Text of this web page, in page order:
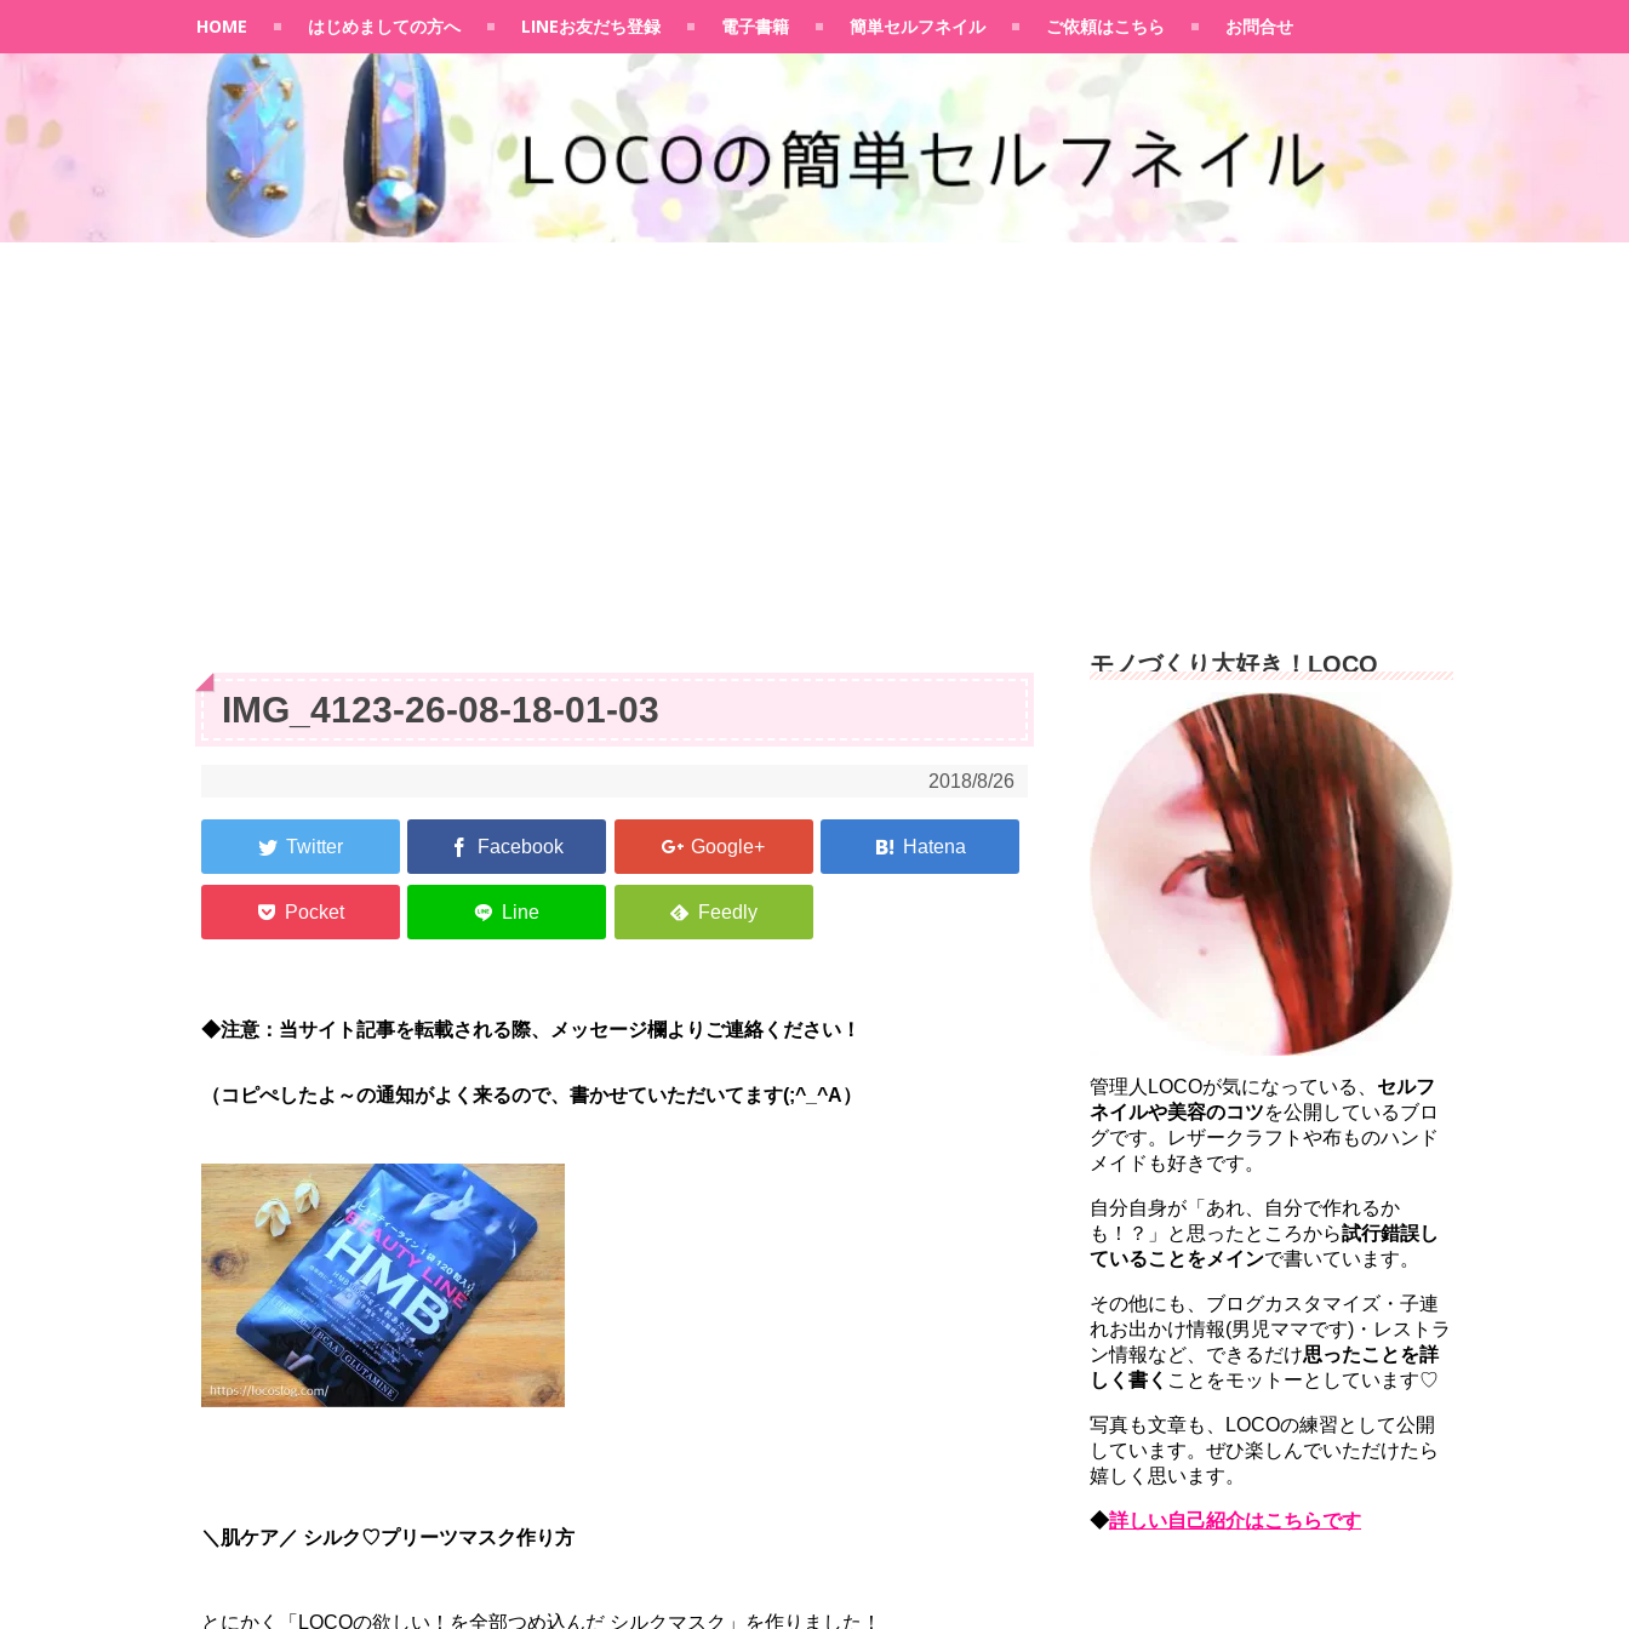
HOME はじめましての方へ LINEお友だち登録 電子書籍 簡単セルフネイル ご依頼はこちら お問合せ
IMG_4123-26-08-18-01-03
2018/8/26
◆注意：当サイト記事を転載される際、メッセージ欄よりご連絡ください！
（コピぺしたよ～の通知がよく来るので、書かせていただいてます(;^_^A）
＼肌ケア／ シルク♡プリーツマスク作り方
とにかく「LOCOの欲しい！を全部つめ込んだ シルクマスク」を作りました！
モノづくり大好き！LOCO
管理人LOCOが気になっている、 セルフ
ネイルや美容のコツを公開しているブロ
グです。レザークラフトや布ものハンド
メイドも好きです。
自分自身が「あれ、自分で作れるか
も！？」と思ったところから試行錯誤し
ていることをメインで書いています。
その他にも、ブログカスタマイズ・子連
れお出かけ情報(男児ママです)・レストラ
ン情報など、できるだけ思ったことを詳
しく書く ことをモットーとしています♡
写真も文章も、LOCOの練習として公開
しています。ぜひ楽しんでいただけたら
嬉しく思います。
◆詳しい自己紹介はこちらです